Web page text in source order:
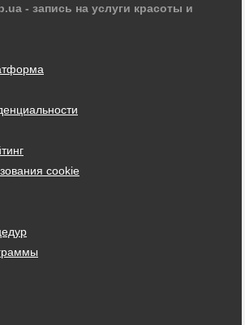
- запись на услуги красоты и
cookie